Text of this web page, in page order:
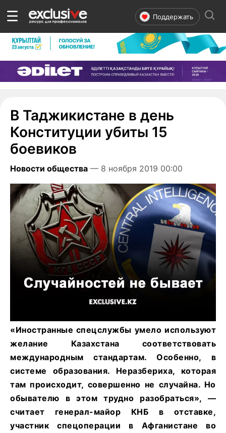
☰ Поддержать
В Таджикистане в день
Конституции убиты 15
боевиков
Новости общества — 8 ноября 2019 00:00
«Иностранные спецслужбы умело используют
желание Казахстана соответствовать
международным стандартам. Особенно, в
системе образования. Неразбериха, которая
там происходит, совершенно не случайна. Но
обывателю в этом трудно разобраться», —
считает генерал-майор КНБ в отставке,
участник спецоперации в Афганистане во